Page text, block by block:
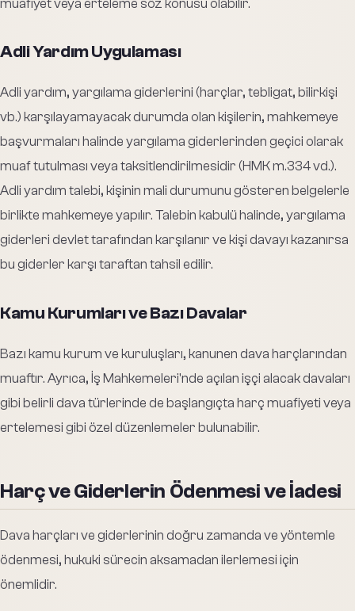
muafiyet veya erteleme söz konusu olabilir.
Adli Yardım Uygulaması
Adli yardım, yargılama giderlerini (harçlar, tebligat, bilirkişi
vb.) karşılayamayacak durumda olan kişilerin, mahkemeye
başvurmaları halinde yargılama giderlerinden geçici olarak
muaf tutulması veya taksitlendirilmesidir (HMK m.334 vd.).
Adli yardım talebi, kişinin mali durumunu gösteren belgelerle
birlikte mahkemeye yapılır. Talebin kabulü halinde, yargılama
giderleri devlet tarafından karşılanır ve kişi davayı kazanırsa
bu giderler karşı taraftan tahsil edilir.
Kamu Kurumları ve Bazı Davalar
Bazı kamu kurum ve kuruluşları, kanunen dava harçlarından
muaftır. Ayrıca, İş Mahkemeleri'nde açılan işçi alacak davaları
gibi belirli dava türlerinde de başlangıçta harç muafiyeti veya
ertelemesi gibi özel düzenlemeler bulunabilir.
Harç ve Giderlerin Ödenmesi ve İadesi
Dava harçları ve giderlerinin doğru zamanda ve yöntemle
ödenmesi, hukuki sürecin aksamadan ilerlemesi için
önemlidir.